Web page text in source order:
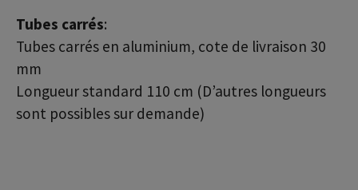
Tubes carrés:
Tubes carrés en aluminium, cote de livraison 30
mm
Longueur standard 110 cm (D’autres longueurs
sont possibles sur demande)